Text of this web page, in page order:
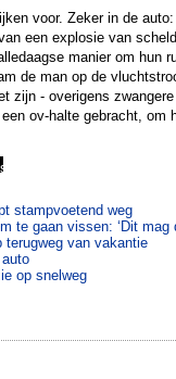
voor. Zeker in de
een explosie van
manier om hun
de man op de
zijn - overigens
ov-halte gebracht,
stampvoetend weg
te gaan vissen: ‘Dit mag
terugweg van vakantie
op snelweg